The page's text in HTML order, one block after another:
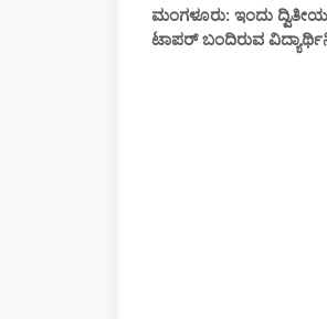
ಮಂಗಳೂರು: ಇಂದು ದ್ವಿತೀಯ
ಟಾಪರ್ ಬಂದಿರುವ